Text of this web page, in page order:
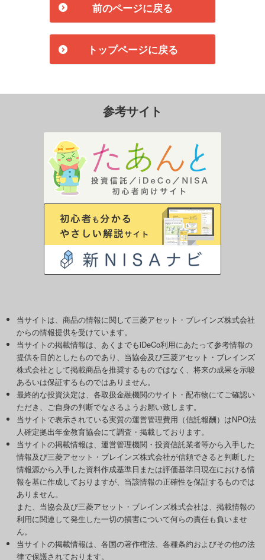
前のページに戻る
トップページに戻る
参考サイト
当サイトは、商品の情報に関して三菱アセット・ブレインズ株式会社
からの情報提供を受けています。
当サイトの掲載情報は、あくまでもiDeCo利用にあたって参考情報の
提供を目的としたものであり、当協会及び三菱アセット・ブレインズ
株式会社として掲載商品を推奨するものではなく、将来の成果を示唆
あるいは保証するものではありません。
最終的な投資決定は、各取扱金融機関のサイト・配布物にてご確認い
ただき、ご自身の判断でなさるようお願い致します。
当サイトで表示されている実質の運営管理費用（信託報酬）はNPO法
人確定拠出年金教育協会にて調査・掲載しております。
当サイトの掲載情報は、運営管理機関・投資信託業者等から入手した
情報及び三菱アセット・ブレインズ株式会社が信頼できると判断した
情報源から入手した資料作成基準日または評価基準日現在における情
報を基に作成しておりますが、当該情報の正確性を保証するものでは
ありません。
また、当協会及び三菱アセット・ブレインズ株式会社は、掲載情報の
利用に関連して発生した一切の損害について何らの責任も負いませ
ん。
当サイトの掲載情報は、各国の著作権法、各種条約およびその他の法
律で保護されております。